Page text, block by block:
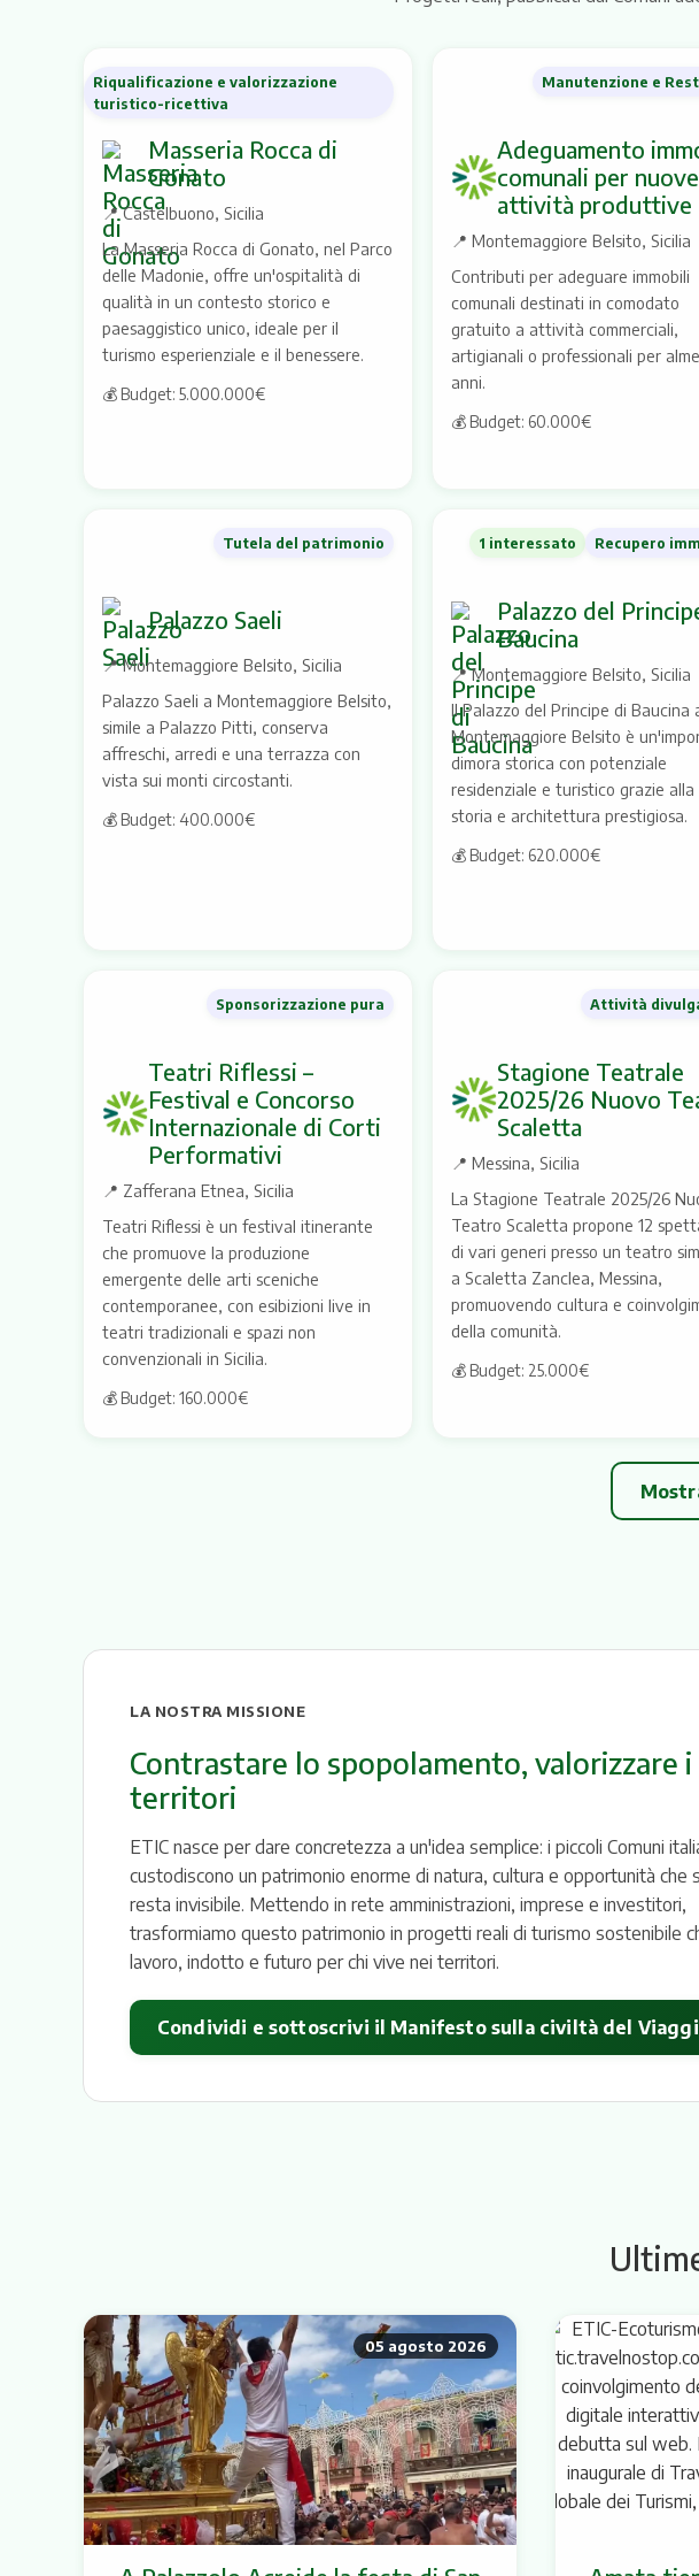
Riqualificazione e valorizzazione
turistico-ricettiva
Masseria Rocca di
Gonato
📍Castelbuono, Sicilia
La Masseria Rocca di Gonato, nel Parco
delle Madonie, offre un'ospitalità di
qualità in un contesto storico e
paesaggistico unico, ideale per il
turismo esperienziale e il benessere.
💰 Budget: 5.000.000€
Manutenzione e
Adeguamento
comunali per nuove
attività produttive
📍 Montemaggiore Belsito, Sicilia
Contributi per adeguare immobili
comunali destinati in comodato
gratuito a attività commerciali,
artigianali o professionali per
anni.
💰 Budget: 60.000€
Tutela del patrimonio
Palazzo Saeli
📍Montemaggiore Belsito, Sicilia
Palazzo Saeli a Montemaggiore Belsito,
simile a Palazzo Pitti, conserva
affreschi, arredi e una terrazza con
vista sui monti circostanti.
💰 Budget: 400.000€
1 interessato Recupero
Palazzo del
Baucina
📍Montemaggiore Belsito, Sicilia
Il Palazzo del Principe di Baucina
Montemaggiore Belsito è
dimora storica con potenziale
residenziale e turistico grazie alla
storia e architettura prestigiosa.
💰 Budget: 620.000€
Sponsorizzazione pura
Teatri Riflessi –
Festival e Concorso
Internazionale di Corti
Performativi
📍 Zafferana Etnea, Sicilia
Teatri Riflessi è un festival itinerante
che promuove la produzione
emergente delle arti sceniche
contemporanee, con esibizioni live in
teatri tradizionali e spazi non
convenzionali in Sicilia.
💰 Budget: 160.000€
Attività
Stagione Teatrale
2025/26 Nuovo
Scaletta
📍 Messina, Sicilia
La Stagione Teatrale 2025/26
Teatro Scaletta propone 12
di vari generi presso un teatro
a Scaletta Zanclea, Messina,
promuovendo cultura e
della comunità.
💰 Budget: 25.000€
LA NOSTRA MISSIONE
Contrastare lo spopolamento, valorizzare i
territori
ETIC nasce per dare concretezza a un'idea semplice: i piccoli Comuni
custodiscono un patrimonio enorme di natura, cultura e opportunità che
resta invisibile. Mettendo in rete amministrazioni, imprese e investitori,
trasformiamo questo patrimonio in progetti reali di turismo sostenibile
lavoro, indotto e futuro per chi vive nei territori.
Condividi e sottoscrivi il Manifesto sulla civiltà del
05 agosto 2026